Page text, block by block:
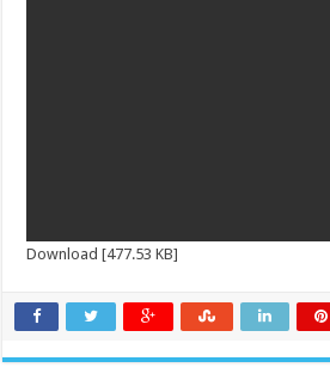
Download [477.53 KB]